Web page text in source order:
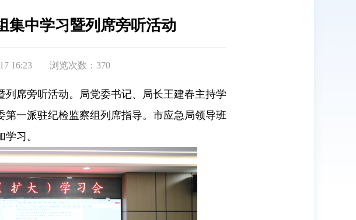
集中学习暨列席旁听活动
16:23 浏览次数： 370
席旁听活动。局党委书记、局长王建春主持学
一派驻纪检监察组列席指导。市应急局领导班
习。